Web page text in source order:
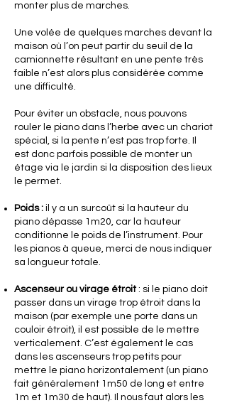
monter plus de marches.
Une volée de quelques marches devant la
maison où l’on peut partir du seuil de la
camionnette résultant en une pente très
faible n’est alors plus considérée comme
une difficulté.
Pour éviter un obstacle, nous pouvons
rouler le piano dans l’herbe avec un chariot
spécial, si la pente n’est pas trop forte. Il
est donc parfois possible de monter un
étage via le jardin si la disposition des lieux
le permet.
Poids : il y a un surcoût si la hauteur du
piano dépasse 1m20, car la hauteur
conditionne le poids de l’instrument. Pour
les pianos à queue, merci de nous indiquer
sa longueur totale.
Ascenseur ou virage étroit: si le piano doit
passer dans un virage trop étroit dans la
maison (par exemple une porte dans un
couloir étroit), il est possible de le mettre
verticalement. C’est également le cas
dans les ascenseurs trop petits pour
mettre le piano horizontalement (un piano
fait généralement 1m50 de long et entre
1m et 1m30 de haut). Il nous faut alors les